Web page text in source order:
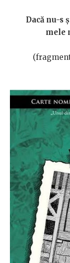
Dacă nu-s
mele